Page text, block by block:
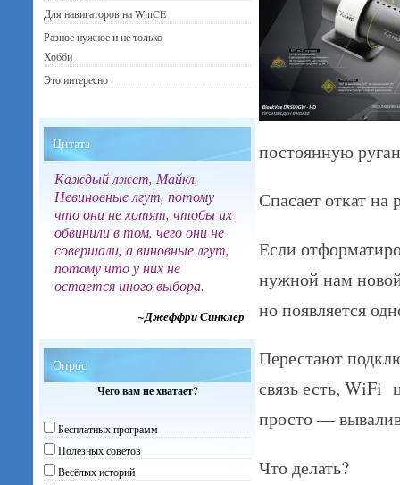
постоянную
Спасает откат
Если
нужной нам
но появляется
Перестают
связь есть, WiFi
просто —
Что делать?
Для навигаторов на WinCE
Разное нужное и не только
Хобби
Это интересно
Цитата
Каждый лжет, Майкл.
Невиновные лгут, потому
что они не хотят, чтобы их
обвинили в том, чего они не
совершали, а виновные лгут,
потому что у них не
остается иного выбора.
~Джеффри Синклер
Опрос
Чего вам не хватает?
Бесплатных программ
Полезных советов
Весёлых историй